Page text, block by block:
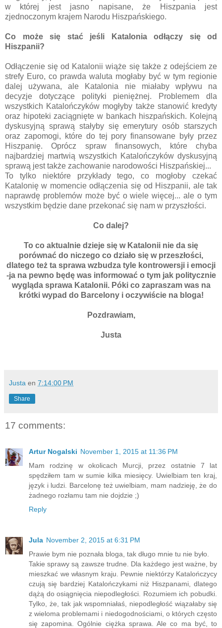
w której jest jasno napisane, że Hiszpania jest
zjednoczonym krajem Narodu Hiszpańskiego.
Co może się stać jeśli Katalonia odłączy się od
Hiszpanii?
Odłączenie się od Katalonii wiąże się także z odejściem ze
strefy Euro, co prawda waluta mogłaby być w tym regionie
dalej używana, ale Katalonia nie miałaby wpływu na
decyzje dotyczące polityki pieniężnej. Problemem dla
wszystkich Katalończyków mogłyby także stanowić kredyty
oraz hipoteki zaciągnięte w bankach hiszpańskich. Kolejną
dyskusyjną sprawą stałyby się emerytury osób starszych
oraz zapomogi, które do tej pory finansowane były przez
Hiszpanię. Oprócz spraw finansowych, które chyba
najbardziej martwią wszystkich Katalończyków dyskusyjną
sprawą jest także zachowanie narodowości Hiszpańskiej...
To tylko niektóre przykłady tego, co mogłoby czekać
Katalonię w momencie odłączenia się od Hiszpanii, ale tak
naprawdę problemów może być o wiele więcej... ale o tym
wszystkim będzie dane przekonać się nam w przyszłości.
Co dalej?
To co aktualnie dzieje się w Katalonii nie da się
porównać do niczego co działo się w przeszłości,
dlatego też ta sprawa wzbudza tyle kontrowersji i emocji
-ja na pewno będę was informować o tym jak politycznie
wygląda sprawa Katalonii. Póki co zapraszam was na
krótki wypad do Barcelony i oczywiście na bloga!
Pozdrawiam,
Justa
Justa en 7:14:00 PM
Share
17 comments:
Artur Nogalski November 1, 2015 at 11:36 PM
Mam rodzinę w okolicach Murcji, przez ostatnie 7 lat
spędziłem tam w sumie kilka miesięcy. Uwielbiam ten kraj,
język i ludzi. Barcelonę też uwielbiam, mam nadzieję, że do
żadnego rozłamu tam nie dojdzie ;)
Reply
Jula November 2, 2015 at 6:31 PM
Prawie bym nie poznała bloga, tak długo mnie tu nie było.
Takie sprawy są zawsze trudne. Dla każdego jest ważne, by
mieszkać we własnym kraju. Pewnie niektórzy Katalończycy
czują się bardziej Katalończykami niż Hiszpanami, dlatego
dążą do osiągnięcia niepodległości. Rozumiem ich pobudki.
Tylko, że, tak jak wspomniałaś, niepodległość wiązałaby się
z wieloma problemami i niedogodnościami, o których często
się zapomina. Ogólnie ciężka sprawa. Ale co ma być, to